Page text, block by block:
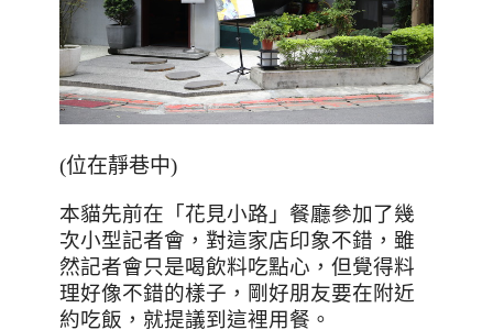
(位在靜巷中)
本貓先前在「花見小路」餐廳參加了幾
次小型記者會，對這家店印象不錯，雖
然記者會只是喝飲料吃點心，但覺得料
理好像不錯的樣子，剛好朋友要在附近
約吃飯，就提議到這裡用餐。